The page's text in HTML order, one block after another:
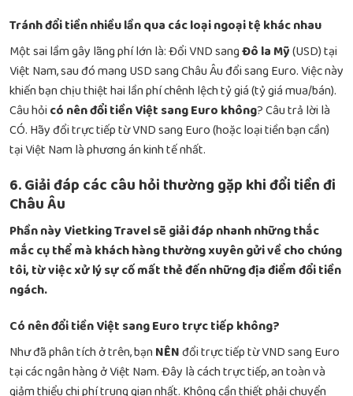
Tránh đổi tiền nhiều lần qua các loại ngoại tệ khác nhau
Một sai lầm gây lãng phí lớn là: Đổi VND sangĐô la Mỹ(USD) tại
Việt Nam, sau đó mang USD sang Châu Âu đổi sang Euro. Việc này
khiến bạn chịu thiệt hai lần phí chênh lệch tỷ giá (tỷ giá mua/bán).
Câu hỏi có nên đổi tiền Việt sang Euro không? Câu trả lời là
CÓ. Hãy đổi trực tiếp từ VND sang Euro (hoặc loại tiền bạn cần)
tại Việt Nam là phương án kinh tế nhất.
6. Giải đáp các câu hỏi thường gặp khi đổi tiền đi
Châu Âu
Phần này Vietking Travel sẽ giải đáp nhanh những thắc
mắc cụ thể mà khách hàng thường xuyên gửi về cho chúng
tôi, từ việc xử lý sự cố mất thẻ đến những địa điểm đổi tiền
ngách.
Có nên đổi tiền Việt sang Euro trực tiếp không?
Như đã phân tích ở trên, bạnNÊNđổi trực tiếp từ VND sang Euro
tại các ngân hàng ở Việt Nam. Đây là cách trực tiếp, an toàn và
giảm thiểu chi phí trung gian nhất. Không cần thiết phải chuyển